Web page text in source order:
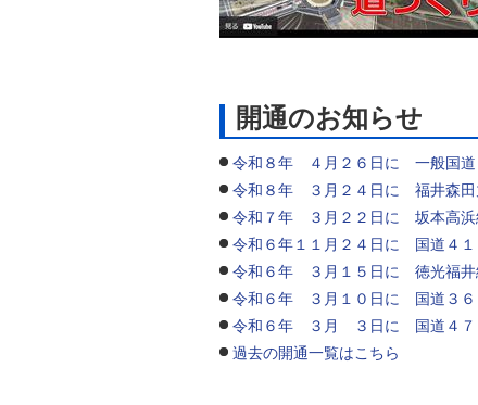
開通のお知らせ
令和８年 ４月２６日に 一般国道
令和８年 ３月２４日に 福井森田
令和７年 ３月２２日に 坂本高浜
令和６年１１月２４日に 国道４１
令和６年 ３月１５日に 徳光福井
令和６年 ３月１０日に 国道３６
令和６年 ３月 ３日に 国道４７
過去の開通一覧はこちら